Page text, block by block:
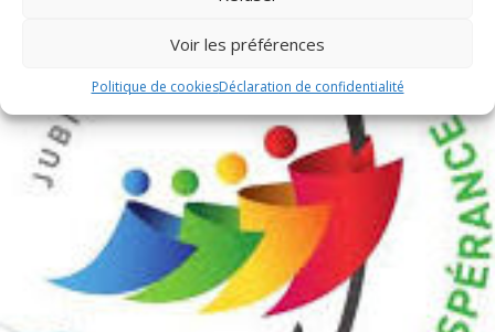
Voir les préférences
Politique de cookiesDéclaration de confidentialité